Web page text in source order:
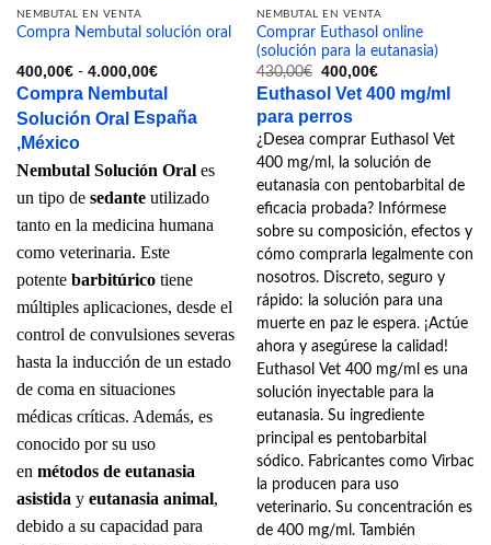
NEMBUTAL EN VENTA
Compra Nembutal solución oral
400,00€ - 4.000,00€Rango
de
precios:
desde
400,00€
Compra Nembutal
Solución Oral España
,México
Nembutal Solución Oral es
un tipo de sedante utilizado
tanto en la medicina humana
como veterinaria. Este
potente barbitúrico tiene
múltiples aplicaciones, desde el
control de convulsiones severas
hasta la inducción de un estado
de coma en situaciones
médicas críticas. Además, es
conocido por su uso
en métodos de eutanasia
asistida y eutanasia animal,
debido a su capacidad para
NEMBUTAL EN VENTA
Comprar Euthasol online
(solución para la eutanasia)
430,00€ El
precio
original
era:
430,00€.
400,00€El
precio
actual
Euthasol Vet 400 mg/ml
para perros
¿Desea comprar Euthasol Vet
400 mg/ml, la solución de
eutanasia con pentobarbital de
eficacia probada? Infórmese
sobre su composición, efectos y
cómo comprarla legalmente con
nosotros. Discreto, seguro y
rápido: la solución para una
muerte en paz le espera. ¡Actúe
ahora y asegúrese la calidad!
Euthasol Vet 400 mg/ml es una
solución inyectable para la
eutanasia. Su ingrediente
principal es pentobarbital
sódico. Fabricantes como Virbac
la producen para uso
veterinario. Su concentración es
de 400 mg/ml. También